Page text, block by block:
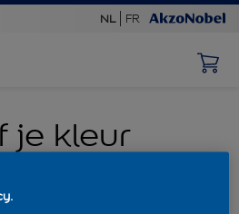
NL FR
je kleur
kleurtester